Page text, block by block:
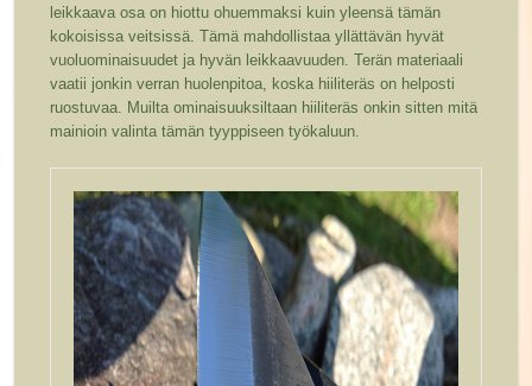
leikkaava osa on hiottu ohuemmaksi kuin yleensä tämän
kokoisissa veitsissä. Tämä mahdollistaa yllättävän hyvät
vuoluominaisuudet ja hyvän leikkaavuuden. Terän materiaali
vaatii jonkin verran huolenpitoa, koska hiiliteräs on helposti
ruostuvaa. Muilta ominaisuuksiltaan hiiliteräs onkin sitten mitä
mainioin valinta tämän tyyppiseen työkaluun.